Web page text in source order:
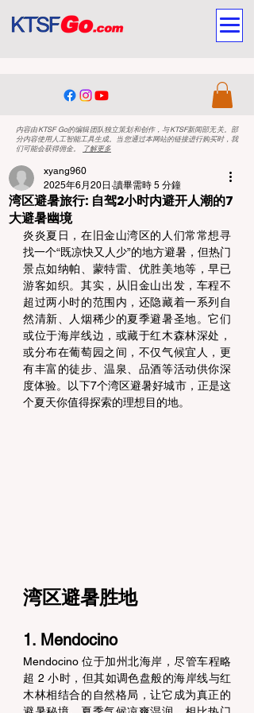
内容由KTSF Go的编辑团队独立策划和创作，与KTSF新闻部无关。部
分内容使用人工智能工具生成。当您通过本网站的链接进行购买时，我
们可能会获得佣金。
了解更多
湾区避暑旅行: 自驾2小时内避开人潮的7
大避暑幽境
xyang960
2025年6月20日 讀畢需時 5 分鐘
炎炎夏日，在旧金山湾区的人们常常想寻
找一个“既凉快又人少”的地方避暑，但热门
景点如纳帕、蒙特雷、优胜美地等，早已
游客如织。其实，从旧金山出发，车程不
超过两小时的范围内，还隐藏着一系列自
然清新、人烟稀少的夏季避暑圣地。它们
或位于海岸线边，或藏于红木森林深处，
或分布在葡萄园之间，不仅气候宜人，更
有丰富的徒步、温泉、品酒等活动供你深
度体验。以下7个湾区避暑好城市，正是这
个夏天你值得探索的理想目的地。
湾区避暑胜地
1. Mendocino
Mendocino 位于加州北海岸，尽管车程略
超 2 小时，但其如调色盘般的海岸线与红
木林相结合的自然格局，让它成为真正的